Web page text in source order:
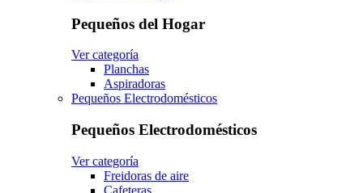
Pequeños del Hogar
Ver categoría
Planchas
Aspiradoras
Pequeños Electrodomésticos
Pequeños Electrodomésticos
Ver categoría
Freidoras de aire
Cafeteras